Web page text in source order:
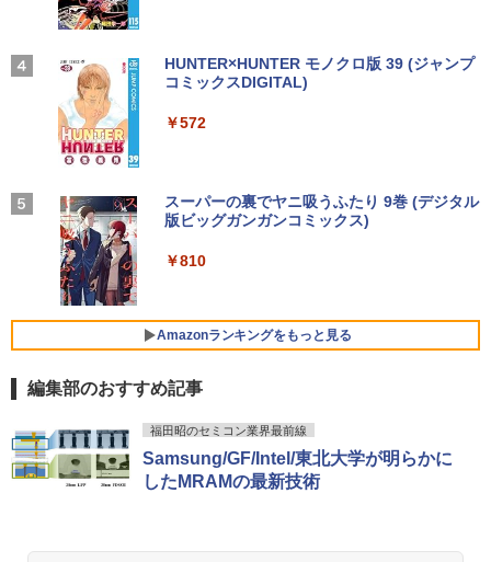
GHz | MEM:8GB | HDD:500GB | DVDマ
ルチ | 無線LAN:あり | テンキー | Win11P
【期間限定 ポイント10倍】Lenovo Idea
着脱式キーボード（intel 第九世代Celero
y Audio）【整備済み中古品】
5
【期間限定破格金額！】新生活 新古品 W
in11搭載 パソコンノートパソコンoffice
付き 初心者向けノートPC 初期設定済 1
類】タッチ/ケース付き/4Kタイプ
21.5型〜27型ワイド 【HDMI対応 / FULL
HD解像度】 大手メーカー液晶 (Dell/HP/
witch PS4 PS5対応 【整備済み中古品】
5
＼500円OFFクーポンあり！／ モバイル
モニター 15.6インチ 1080PフルHD ディ
ター サブモニター ゲーミングモニター
ポータブルモニター 外付けモニター リモ
ートワーク IPS mini pc ミニPC 多デバ
イス対応 ブラック
（2） （ワイドKC） [ ナガノ ]
バムとケロのデイブック Bam and Ker
o Day Book [ 島田ゆか ]
￥4,950
【2026年アップグレード版】AOKIMI ワイヤ
レスイヤホン bluetooth イヤホン V12 小型
るーとゅーす コードレス ENCノイズキャン
￥1,964
￥3,480
On My Road (Stadium ver.)
On My Road (Stadium ver.)
by Amazon 炭酸水 ラベルレス 500ml ×24本
art Basic)
コカ・コーラ やかんの麦茶 from 爽健美茶 ラ
HUNTER×HUNTER モノクロ版 39 (ジャンプ
コミックスDIGITAL)
￥572
スーパーの裏でヤニ吸うふたり 9巻 (デジタル
版ビッグガンガンコミックス)
￥810
Amazonランキングをもっと見る
編集部のおすすめ記事
福田昭のセミコン業界最前線
Samsung/GF/Intel/東北大学が明らかに
したMRAMの最新技術